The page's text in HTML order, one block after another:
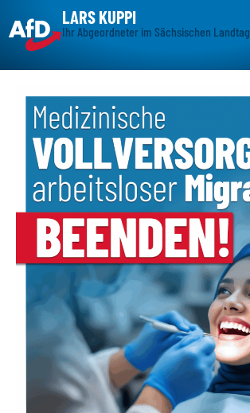
LARS KUPPI
Ihr Abgeordneter im Sächsischen Landtag